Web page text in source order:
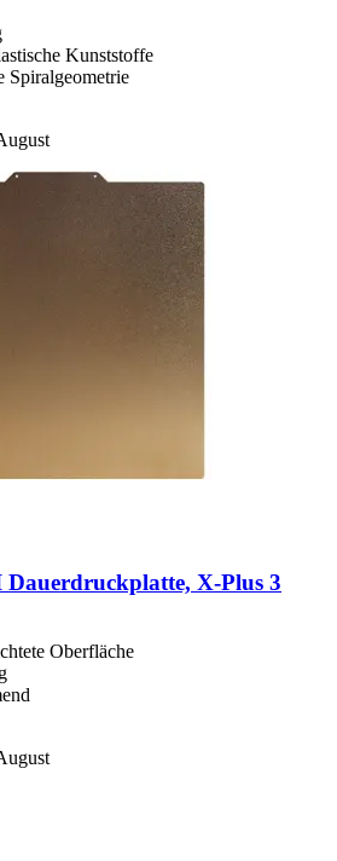
Kunststoffe
Spiralgeometrie
Dauerdruckplatte, X-​Plus 3
Oberfläche